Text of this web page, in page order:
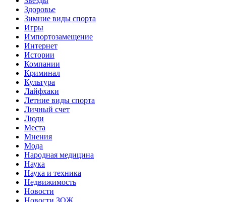
Здоровье
Зимние виды спорта
Игры
Импортозамещение
Интернет
Истории
Компании
Криминал
Культура
Лайфхаки
Летние виды спорта
Личный счет
Люди
Места
Мнения
Мода
Народная медицина
Наука
Наука и техника
Недвижимость
Новости
Новости ЗОЖ